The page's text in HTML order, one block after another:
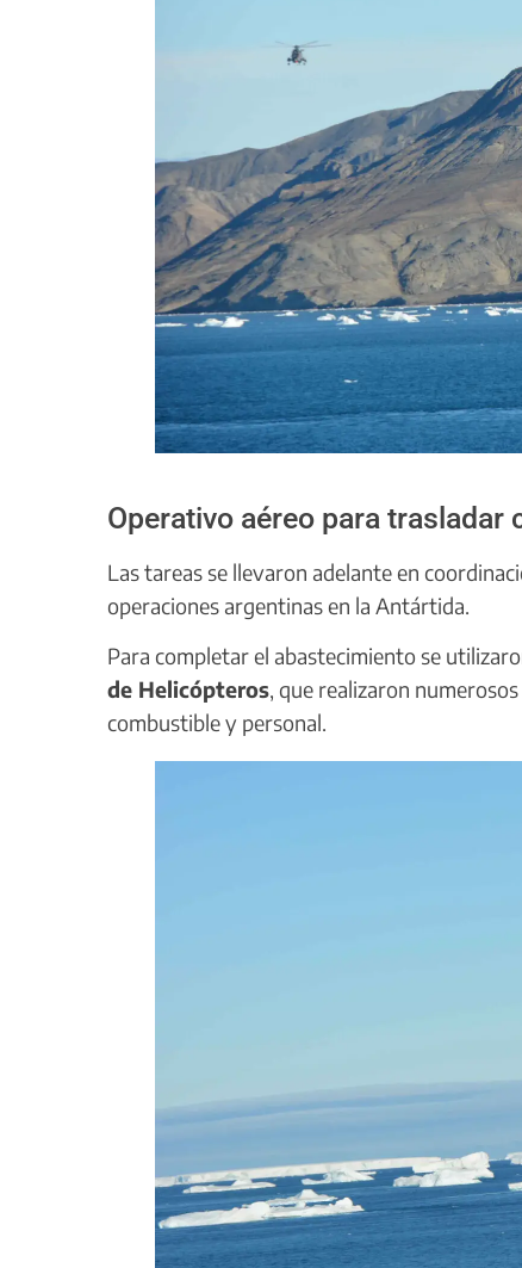
Operativo aéreo para trasladar
Las tareas se llevaron adelante en
operaciones argentinas en la Antártida.
Para completar el abastecimiento se
de Helicópteros, que realizaron
combustible y personal.